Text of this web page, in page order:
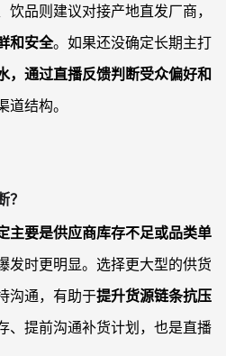
品则建议对接产地直发厂商，
和安全。如果还没确定长期主打
，通过直播反馈判断受众偏好和
道结构。
？
主要是供应商库存不足或品类单
发时更明显。选择更大型的供货
沟通，有助于提升货源链条抗压
、提前沟通补货计划，也是直播